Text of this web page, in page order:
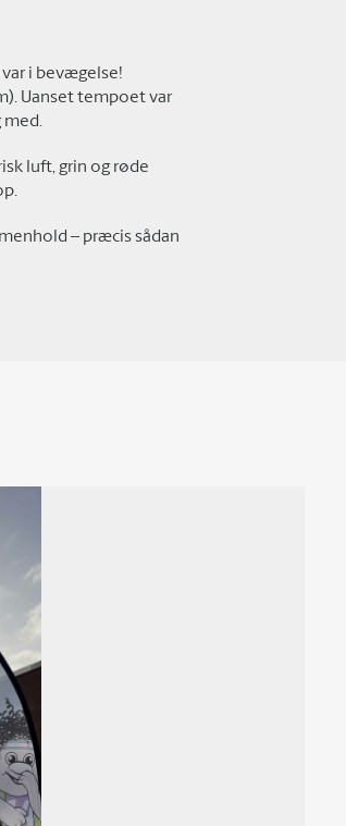
i bevægelse!
Uanset tempoet var
med.
luft, grin og røde
– præcis sådan